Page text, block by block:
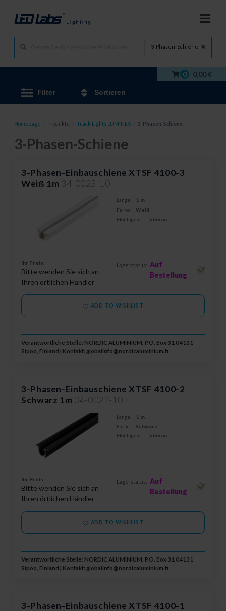
3-Phasen-Schiene
0 0,00 €
Filter Sortieren
Homepage Produkte Track Lights LUMINES 3-Phasen-Schiene
3-Phasen-Schiene
3-Phasen-Einbauschiene XTSF 4100-3
Weiß 1m 34-0023-10
Länge:
1 m
Farbe:
Weiß
Montageart:
einbau
Ihr Preis:
Bitte wenden Sie sich an
Ihren örtlichen Händler
Lagerstatus: Auf
Bestellung
ADD TO WISHLIST
Verantwortliche Stelle: NORDIC ALUMINIUM, P.O. Box 31 04131
Sipoo, Finland | Kontakt: globalinfo@nordicaluminium.fi
3-Phasen-Einbauschiene XTSF 4100-2
Schwarz 1m 34-0022-10
Länge:
1 m
Farbe:
Schwarz
Montageart:
einbau
Ihr Preis:
Bitte wenden Sie sich an
Ihren örtlichen Händler
Lagerstatus: Auf
Bestellung
ADD TO WISHLIST
Verantwortliche Stelle: NORDIC ALUMINIUM, P.O. Box 31 04131
Sipoo, Finland | Kontakt: globalinfo@nordicaluminium.fi
3-Phasen-Einbauschiene XTSF 4100-1